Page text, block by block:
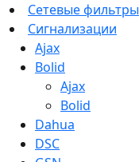
Сетевые фильтры
Сигнализации
Ajax
Bolid
Ajax
Bolid
Dahua
DSC